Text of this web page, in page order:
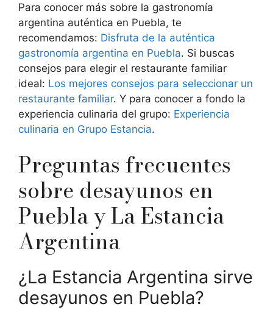
Para conocer más sobre la gastronomía
argentina auténtica en Puebla, te
recomendamos: Disfruta de la auténtica
gastronomía argentina en Puebla. Si buscas
consejos para elegir el restaurante familiar
ideal: Los mejores consejos para seleccionar un
restaurante familiar. Y para conocer a fondo la
experiencia culinaria del grupo: Experiencia
culinaria en Grupo Estancia.
Preguntas frecuentes
sobre desayunos en
Puebla y La Estancia
Argentina
¿La Estancia Argentina sirve
desayunos en Puebla?